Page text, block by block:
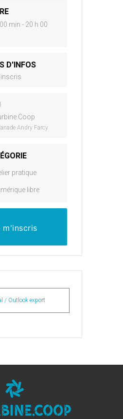
min - 20 h 00
D'INFOS
Andry Farcy
pratique
libre
m'inscris
/ Outlook export